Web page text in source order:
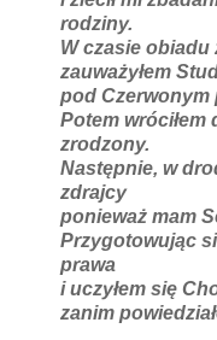
rodziny.
W czasie obiadu
zauważyłem
pod Czerwonym
Potem wróciłem
zrodzony.
Następnie, w
zdrajcy
ponieważ mam
Przygotowując
prawa
i uczyłem się
zanim